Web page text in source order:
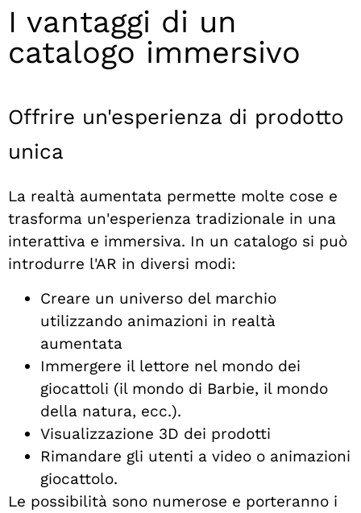
I vantaggi di un
catalogo immersivo
Offrire un'esperienza di prodotto
unica
La realtà aumentata permette molte cose e
trasforma un'esperienza tradizionale in una
interattiva e immersiva. In un catalogo si può
introdurre l'AR in diversi modi:
Creare un universo del marchio
utilizzando animazioni in realtà
aumentata
Immergere il lettore nel mondo dei
giocattoli (il mondo di Barbie, il mondo
della natura, ecc.).
Visualizzazione 3D dei prodotti
Rimandare gli utenti a video o animazioni
giocattolo.
Le possibilità sono numerose e porteranno i